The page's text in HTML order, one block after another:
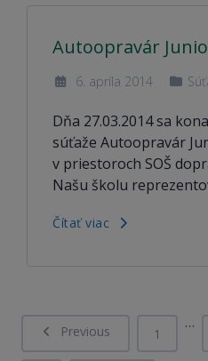
Autoopravár
6. apríla 2014
Dňa 27.03.2014 sa
súťaže Autoopravár
v priestoroch SOŠ
Našu školu
Čítať viac
Previous 1
…